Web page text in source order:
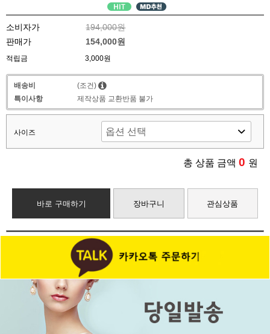
소비자가
194,000원
판매가
154,000원
적립금 3,000원
배송비
(조건)
특이사항
제작상품 교환반품 불가
사이즈
총 상품 금액 0 원
바로 구매하기 장바구니 관심상품